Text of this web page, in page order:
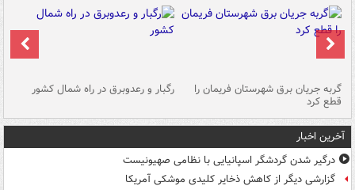
گربه جریان برق شهرستان فریمان را
قطع کرد
رگبار و رعدوبرق در راه شمال کشور
آخرین اخبار
درگیر شدن گردشگر اسپانیایی با نظامی صهیونیست
گزارشی دیگر از کاهش ذخایر کلیدی موشکی آمریکا